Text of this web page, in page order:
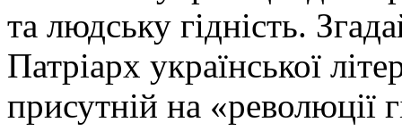
та людську гідність.
Патріарх української
присутній на «революції